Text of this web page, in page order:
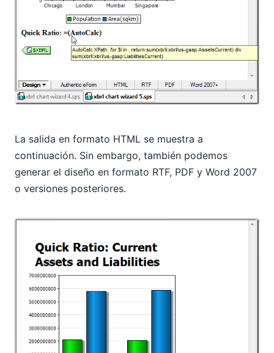
La salida en formato HTML se muestra a
continuación. Sin embargo, también podemos
generar el diseño en formato RTF, PDF y Word 2007
o versiones posteriores.